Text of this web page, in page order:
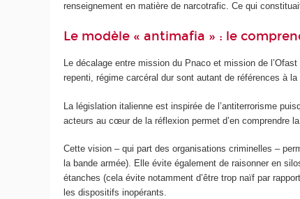
renseignement en matière de narcotrafic. Ce qui
Le modèle « antimafia » : le
Le décalage entre mission du Pnaco et mission de
repenti, régime carcéral dur sont autant de références à la
La législation italienne est inspirée de l’antiterrorisme
acteurs au cœur de la réflexion permet d’en comprendre
Cette vision – qui part des organisations criminelles –
la bande armée). Elle évite également de raisonner en
étanches (cela évite notamment d’être trop naïf par
les dispositifs inopérants.